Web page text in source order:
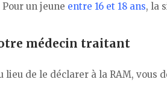
un jeune entre 16 et 18 ans, la
médecin traitant
lieu de le déclarer à la RAM,